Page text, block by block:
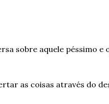
sobre aquele péssimo e
as coisas através do